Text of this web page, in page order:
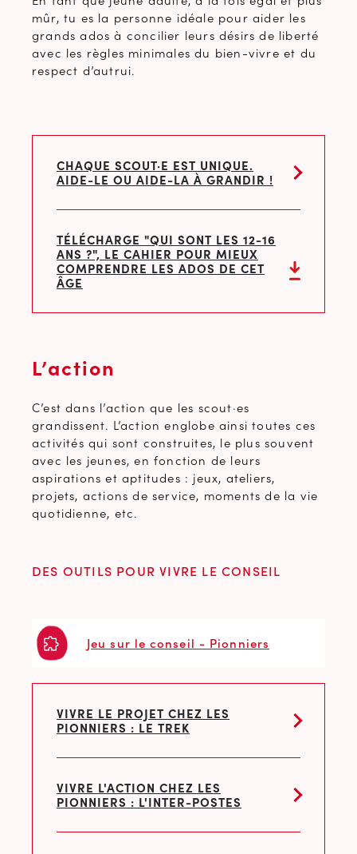
mûr, tu es la personne idéale pour aider les
grands ados à concilier leurs désirs de liberté
avec les règles minimales du bien-vivre et du
respect d’autrui.
CHAQUE SCOUT·E EST UNIQUE.
AIDE-LE OU AIDE-LA À GRANDIR !
TÉLÉCHARGE "QUI SONT LES 12-16
ANS ?", LE CAHIER POUR MIEUX
COMPRENDRE LES ADOS DE CET
ÂGE
L’action
C’est dans l’action que les scout·es
grandissent. L’action englobe ainsi toutes ces
activités qui sont construites, le plus souvent
avec les jeunes, en fonction de leurs
aspirations et aptitudes : jeux, ateliers,
projets, actions de service, moments de la vie
quotidienne, etc.
DES OUTILS POUR VIVRE LE CONSEIL
Jeu sur le conseil - Pionniers
VIVRE LE PROJET CHEZ LES
PIONNIERS : LE TREK
VIVRE L'ACTION CHEZ LES
PIONNIERS : L'INTER-POSTES